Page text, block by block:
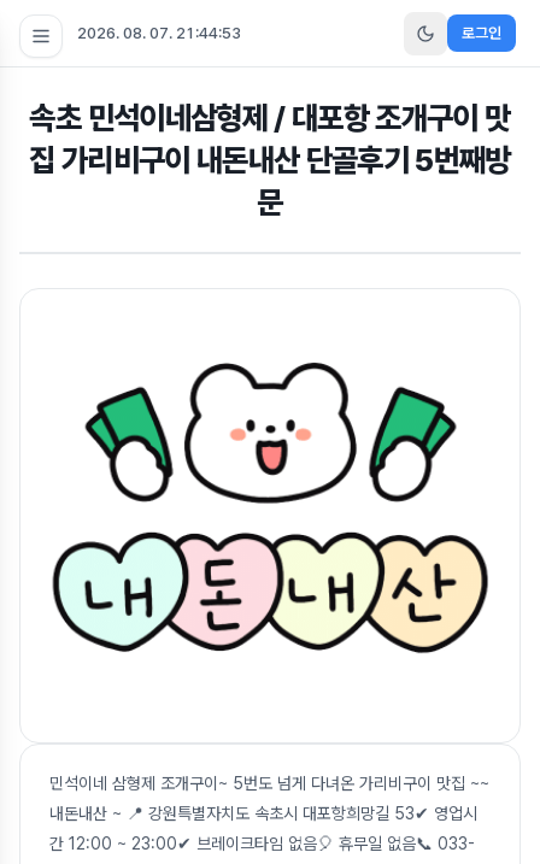
2026. 08. 07. 21:44:54 로그인
속초 민석이네삼형제 / 대포항 조개구이 맛
집 가리비구이 내돈내산 단골후기 5번째방
문
민석이네 삼형제 조개구이~ 5번도 넘게 다녀온 가리비구이 맛집 ~~
내돈내산 ~ 📍 강원특별자치도 속초시 대포항희망길 53✔ 영업시
간 12:00 ~ 23:00✔ 브레이크타임 없음🎈 휴무일 없음📞 033-